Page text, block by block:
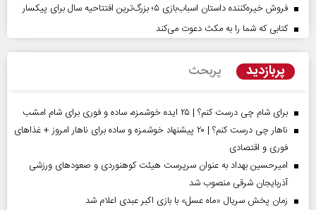
فروش خیره‌کننده داستان اسباب‌بازی ۵؛ بزرگ‌ترین افتتاحیه سال برای پیکسار
کتابی که شما را به مکث دعوت می‌کند
پربازدید پربحث
برای شام چی درست کنم؟ | ۲۵ ایده خوشمزه، ساده و فوری برای شام امشب
ناهار چی درست کنم؟ | ۲۰ پیشنهاد خوشمزه و ساده برای ناهار امروز + غذاهای
فوری و اقتصادی
امیرحسین بهداد به عنوان سرپرست هیئت کوهنوردی و صعودهای ورزشی
آذربایجان شرقی منصوب شد
زمان پخش سریال «ماه عسل» با بازی اکبر عبدی اعلام شد